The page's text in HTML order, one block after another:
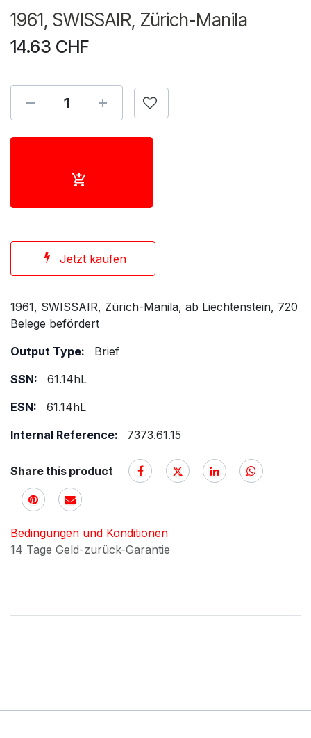
1961, SWISSAIR, Zürich-Manila
14.63 CHF
Jetzt kaufen
1961, SWISSAIR, Zürich-Manila, ab Liechtenstein, 720
Belege befördert
Output Type:
Brief
SSN:
61.14hL
ESN:
61.14hL
Internal Reference:
7373.61.15
Share this product
Bedingungen und Konditionen
14 Tage Geld-zurück-Garantie